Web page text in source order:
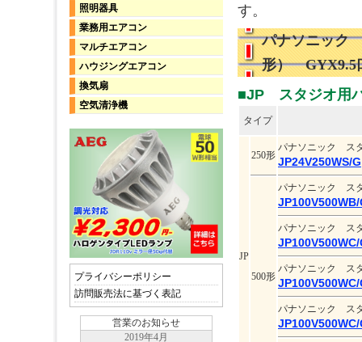
照明器具
業務用エアコン
マルチエアコン
ハウジングエアコン
換気扇
空気清浄機
プライバシーポリシー
訪問販売法に基づく表記
す。
パナソニック
形） GYX9.5
■JP スタジオ用
タイプ
JP
250形
パナソニック ス
JP24V250WS/G
500形
パナソニック ス
JP100V500WB/
パナソニック ス
パナソニック ス
パナソニック ス